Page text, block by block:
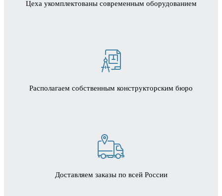
Цеха укомплектованы современным оборудованием
Располагаем собственным конструкторским бюро
Доставляем заказы по всей России